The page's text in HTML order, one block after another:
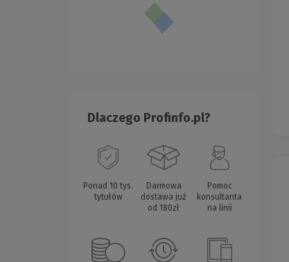
Dlaczego Profinfo.pl?
Ponad 10 tys.
tytułów
Darmowa
dostawa już
od 180zł
Pomoc
konsultanta
na linii